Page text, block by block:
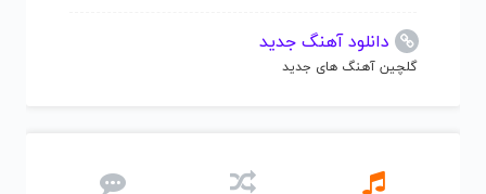
دانلود آهنگ جدید
گلچین آهنگ های جدید